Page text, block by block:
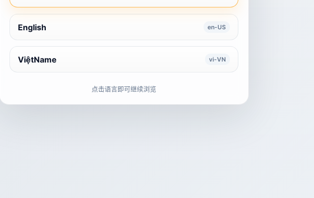
English en-US
ViệtName vi-VN
点击语言即可继续浏览